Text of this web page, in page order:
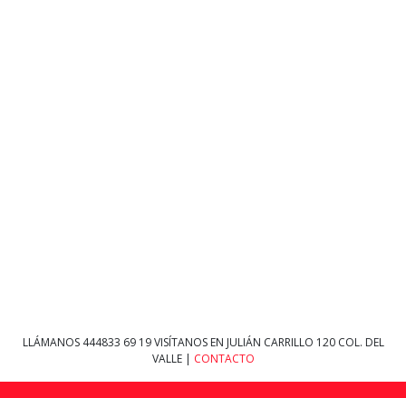
LLÁMANOS 444833 69 19VISÍTANOS EN JULIÁN CARRILLO 120 COL. DEL
VALLE | CONTACTO